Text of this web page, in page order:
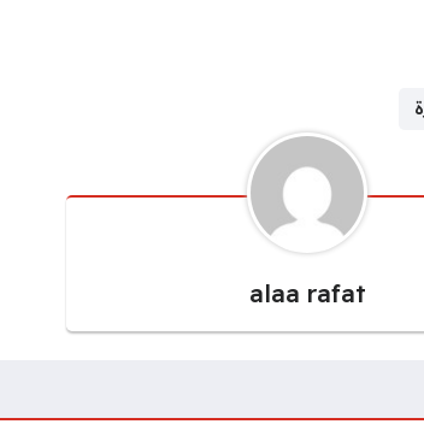
alaa rafat